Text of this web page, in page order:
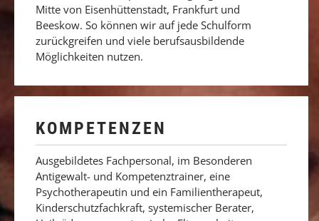
Mitte von Eisenhüttenstadt, Frankfurt und
Beeskow. So können wir auf jede Schulform
zurückgreifen und viele berufsausbildende
Möglichkeiten nutzen.
KOMPETENZEN
Ausgebildetes Fachpersonal, im Besonderen
Antigewalt- und Kompetenztrainer, eine
Psychotherapeutin und ein Familientherapeut,
Kinderschutzfachkraft, systemischer Berater,